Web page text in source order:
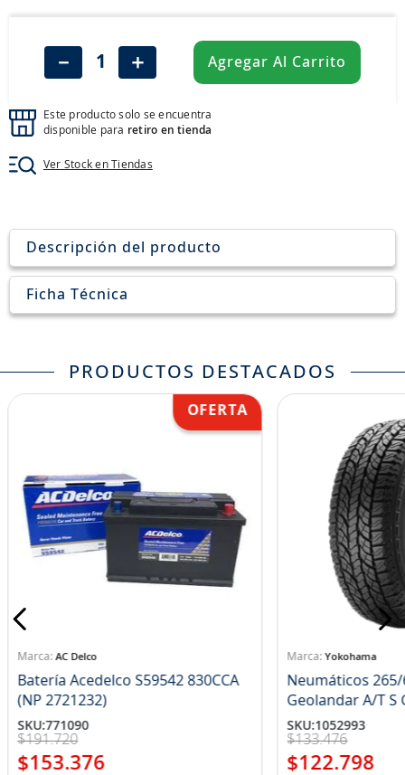
＋
－ Agregar Al Carrito
Este producto solo se encuentra
disponible para retiro en tienda
Ver Stock en Tiendas
Descripción del producto
Ficha Técnica
PRODUCTOS DESTACADOS
AC Delco
Batería Acedelco S59542 830CCA
(NP 2721232)
SKU:771090
$191.720
$153.376
Yokohama
Neumáticos 265/
SKU:1052993
$133.476
$122.798
255
neumáticos 235